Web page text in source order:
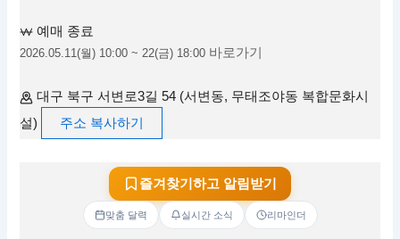
예매 종료
2026.05.11(월) 10:00 ~ 22(금) 18:00 바로가기
대구 북구 서변로3길 54 (서변동, 무태조야동 복합문화시
설)
주소 복사하기
즐겨찾기하고 알림받기
맞춤 달력 실시간 소식 리마인더